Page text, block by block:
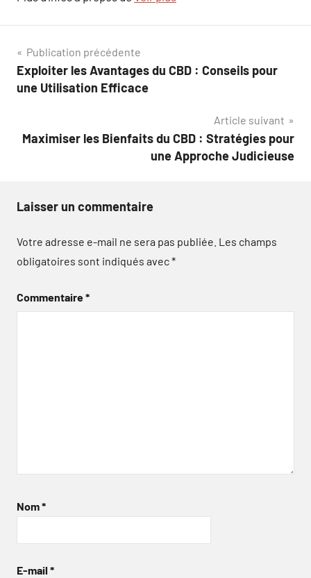
Navigation
de
Publication précédente
Exploiter les Avantages du CBD : Conseils pour
une Utilisation Efficace
Article suivant
Maximiser les Bienfaits du CBD : Stratégies pour
une Approche Judicieuse
Laisser un commentaire
Votre adresse e-mail ne sera pas publiée. Les champs
obligatoires sont indiqués avec*
Commentaire*
Nom*
E-mail *